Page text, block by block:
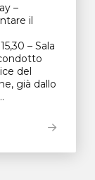
–
il
– Sala
del
già dallo